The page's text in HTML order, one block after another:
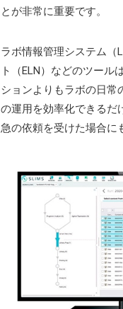
とが非常に重要です。
ラボ情報管理システム（
ト（ELN）などのツール
ションよりもラボの日常
の運用を効率化できるだ
急の依頼を受けた場合に